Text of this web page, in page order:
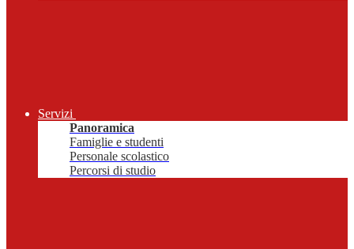
Servizi
Panoramica
Famiglie e studenti
Personale scolastico
Percorsi di studio